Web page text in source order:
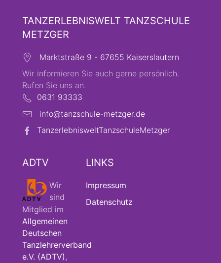
TANZERLEBNISWELT TANZSCHULE
METZGER
Marktstraße 9 - 67655 Kaiserslautern
Wir informieren Sie auch gerne persönlich.
Rufen Sie uns an.
0631 93333
info@tanzschule-metzger.de
TanzerlebnisweltTanzschuleMetzger
ADTV
Wir
sind
Mitglied im
Allgemeinen
Deutschen
Tanzlehrerverband
e.V. (ADTV),
LINKS
Impressum
Datenschutz